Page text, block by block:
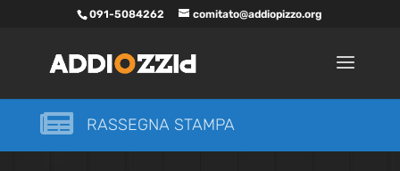
091-5084262 comitato@addiopizzo.org
 RASSEGNA STAMPA